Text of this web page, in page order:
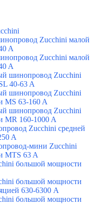
Zucchini малой
A
Zucchini малой
A
шинопровод Zucchini
40-63 A
шинопровод Zucchini
MS 63-160 A
шинопровод Zucchini
MR 160-1000 A
Zucchini средней
A
мини Zucchini
MTS 63 A
большой мощности
большой мощности
630-6300 A
большой мощности